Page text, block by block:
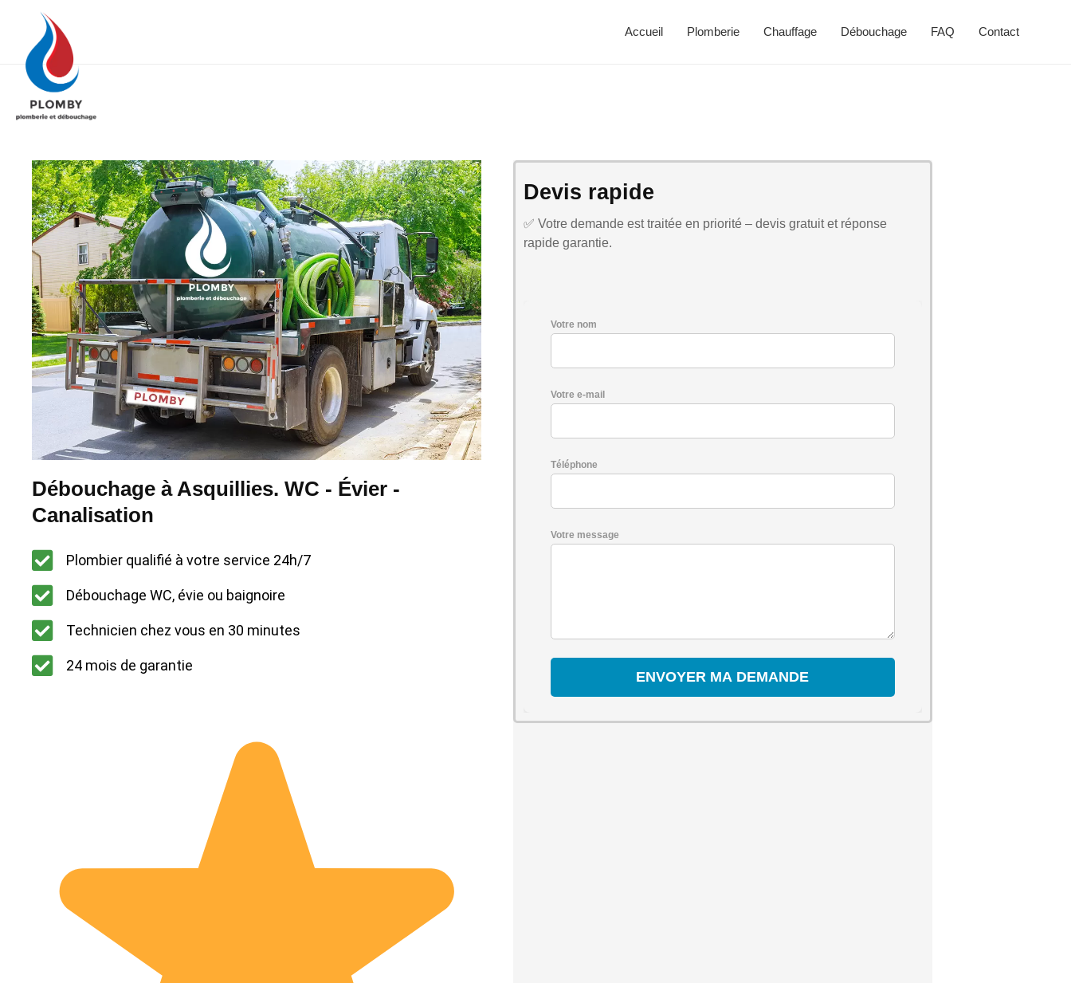
Accueil Plomberie Chauffage Débouchage FAQ Contact
Débouchage à Asquillies. WC - Évier -
Canalisation
Plombier qualifié à votre service 24h/7
Débouchage WC, évie ou baignoire
Technicien chez vous en 30 minutes
24 mois de garantie
Devis rapide
✅ Votre demande est traitée en priorité – devis gratuit et réponse
rapide garantie.
Votre nom
Votre e-mail
Téléphone
Votre message